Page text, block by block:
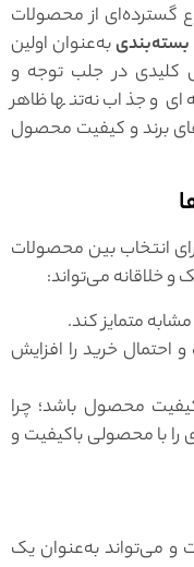
گسترده‌ای از محصولات
بسته‌بندیبه‌عنوان اولین
در جلب توجه و
و جذاب نه‌تنها ظاهر
برند و کیفیت محصول
انتخاب بین محصولات
خلاقانه می‌تواند:
متمایز کند.
خرید را افزایش
محصول باشد؛ چرا
را با محصولی باکیفیت و
و می‌تواند به‌عنوان یک